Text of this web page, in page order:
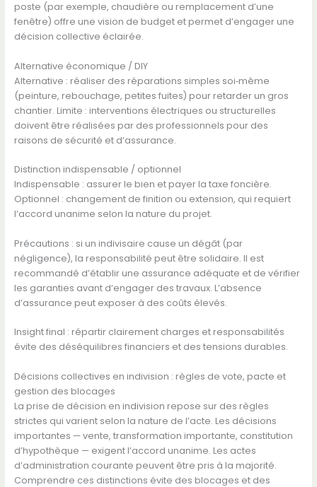
poste (par exemple, chaudière ou remplacement d’une
fenêtre) offre une vision de budget et permet d’engager une
décision collective éclairée.
Alternative économique / DIY
Alternative : réaliser des réparations simples soi‑même
(peinture, rebouchage, petites fuites) pour retarder un gros
chantier. Limite : interventions électriques ou structurelles
doivent être réalisées par des professionnels pour des
raisons de sécurité et d’assurance.
Distinction indispensable / optionnel
Indispensable : assurer le bien et payer la taxe foncière.
Optionnel : changement de finition ou extension, qui requiert
l’accord unanime selon la nature du projet.
Précautions : si un indivisaire cause un dégât (par
négligence), la responsabilité peut être solidaire. Il est
recommandé d’établir une assurance adéquate et de vérifier
les garanties avant d’engager des travaux. L’absence
d’assurance peut exposer à des coûts élevés.
Insight final : répartir clairement charges et responsabilités
évite des déséquilibres financiers et des tensions durables.
Décisions collectives en indivision : règles de vote, pacte et
gestion des blocages
La prise de décision en indivision repose sur des règles
strictes qui varient selon la nature de l’acte. Les décisions
importantes — vente, transformation importante, constitution
d’hypothèque — exigent l’accord unanime. Les actes
d’administration courante peuvent être pris à la majorité.
Comprendre ces distinctions évite des blocages et des